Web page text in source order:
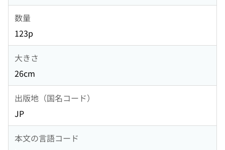
数量
123p
大きさ
26cm
出版地（国名コード）
JP
本文の言語コード